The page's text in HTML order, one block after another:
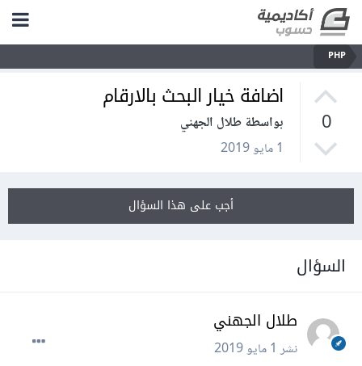
PHP
0
اضافة خيار البحث بالارقام
بواسطة طلال الجهني
1 مايو 2019
أجب على هذا السؤال
السؤال
طلال الجهني
نشر1 مايو 2019